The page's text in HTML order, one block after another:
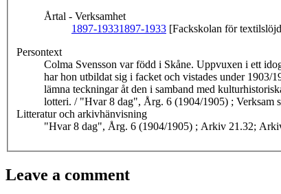
Årtal - Verksamhet
1897-19331897-1933 [Fackskolan för
Persontext
Colma Svensson var född i Skåne. Uppvuxen i ett
har hon utbildat sig i facket och vistades under 1903/
lämna teckningar åt den i samband med
lotteri. / "Hvar 8
Litteratur och arkivhänvisning
"Hvar 8 dag", Årg. 6 (1904/1905) ; Arkiv 21.32;
Leave a comment